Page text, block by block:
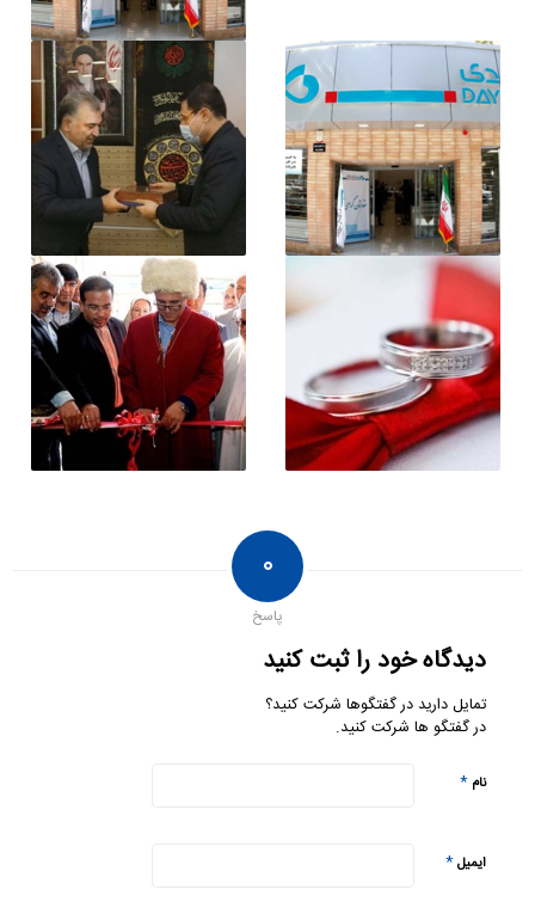
۰
پاسخ
دیدگاه خود را ثبت کنید
تمایل دارید در گفتگوها شرکت کنید؟
در گفتگو ها شرکت کنید.
نام*
ایمیل*